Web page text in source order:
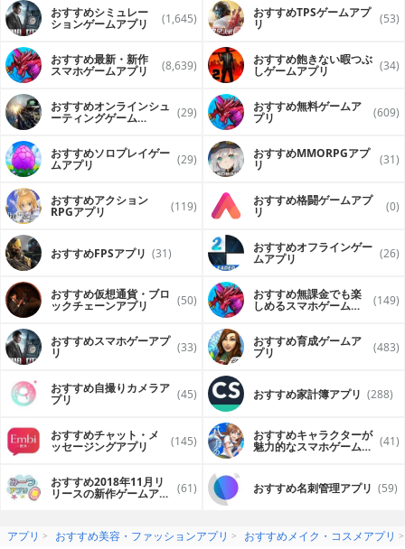
http://i-voce.jp
【公式ツイッター】
https://twitter.com/iVoCE
【公式Instagram】
https://www.instagram.com/vocemagazine/
【公式Facebookページ】
https://www.facebook.com/vocejapan?fref=ts
※アプリ内で行われているプレゼント及びキャンペーンは株
式会社講談社が行うものであり、Apple社とは一切関係がご
ざいません。 Disclaimer: Continued use of location
services running in the background can dramatically
decrease battery life.
おすすめシミュレー
ションゲームアプリ (1,645) おすすめTPSゲームアプ
リ (53)
おすすめ最新・新作
スマホゲームアプリ (8,639) おすすめ飽きない暇つぶ
しゲームアプリ (34)
おすすめオンラインシュ
ーティングゲーム (29) おすすめ無料ゲームア
プリ (609)
おすすめソロプレイゲー
ムアプリ (29) おすすめ MMORPGアプ
リ (31)
おすすめアクション
RPGアプリ (119) おすすめ格闘ゲームアプ
リ (0)
おすすめFPSアプリ (31) おすすめオフラインゲー
ムアプリ (26)
おすすめ仮想通貨・ブロ
ックチェーンアプリ (50) おすすめ無課金でも楽
しめるスマホゲームア (149)
おすすめスマホゲーアプ
リ (33) おすすめ育成ゲームア
プリ (483)
おすすめ自撮りカメラア
プリ (45) おすすめ家計簿アプリ (288)
おすすめチャット・メ
ッセージングアプリ (145) おすすめキャラクターが
魅力的なスマホゲームア (41)
おすすめ2018年11月リ
リースの新作ゲームアプ (61) おすすめ名刺管理アプリ (59)
アプリ おすすめ美容・ファッションアプリ
おすすめメイク・コスメアプリ